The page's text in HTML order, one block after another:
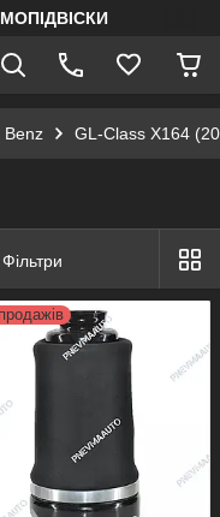
Benz GL-Class X164
Фільтри